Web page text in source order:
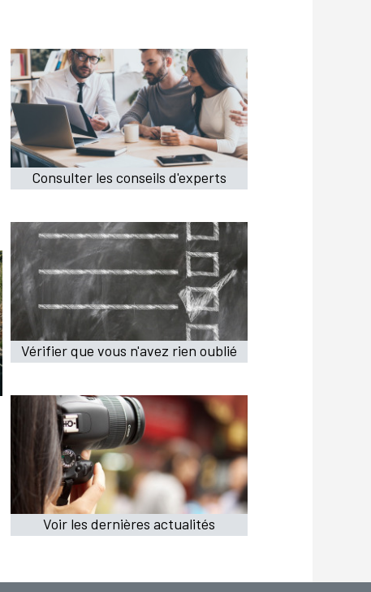
Consulter les conseils d'experts
Vérifier que vous n'avez rien oublié
Voir les dernières actualités